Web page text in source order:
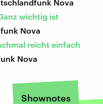
Nova
wichtig ist
Nova
reicht einfach
Nova
Shownotes